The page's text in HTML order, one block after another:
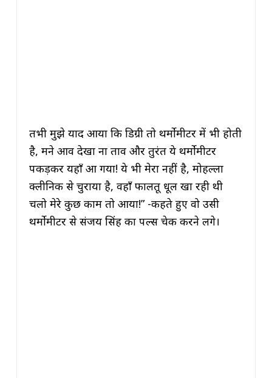
तभी मुझे याद आया कि डिग्री तो थर्मोमीटर में भी होती
है, मैंने आव देखा ना ताव और तुरंत ये थर्मोमीटर
पकड़कर यहाँ आ गया! ये भी मेरा नहीं है, मोहल्ला
क्लीनिक से चुराया है, वहाँ फालतू धूल खा रही थी
चलो मेरे कुछ काम तो आया!” -कहते हुए वो उसी
थर्मोमीटर से संजय सिंह का पल्स चेक करने लगे।